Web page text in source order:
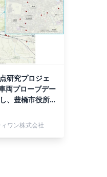
研究プロジェ
両プローブデー
、豊橋市役所
了しました！
ワン株式会社